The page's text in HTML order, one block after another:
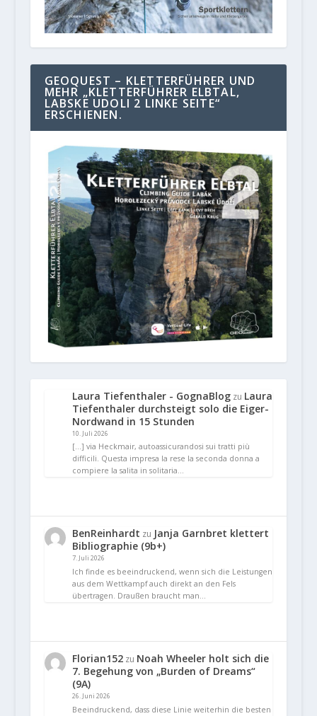
GEOQUEST – KLETTERFÜHRER UND
MEHR „KLETTERFÜHRER ELBTAL,
LABSKE UDOLI 2 LINKE SEITE“
ERSCHIENEN.
Laura Tiefenthaler - GognaBlogzu Laura
Tiefenthaler durchsteigt solo die Eiger-
Nordwand in 15 Stunden
10. Juli 2026
[…] via Heckmair, autoassicurandosi sui tratti più
difficili. Questa impresa la rese la seconda donna a
compiere la salita in solitaria…
BenReinhardt zu Janja Garnbret klettert
Bibliographie (9b+)
7. Juli 2026
Ich finde es beeindruckend, wenn sich die Leistungen
aus dem Wettkampf auch direkt an den Fels
übertragen. Draußen braucht man…
Florian152zu Noah Wheeler holt sich die
7. Begehung von „Burden of Dreams“
(9A)
26. Juni 2026
Beeindruckend, dass diese Linie weiterhin die besten